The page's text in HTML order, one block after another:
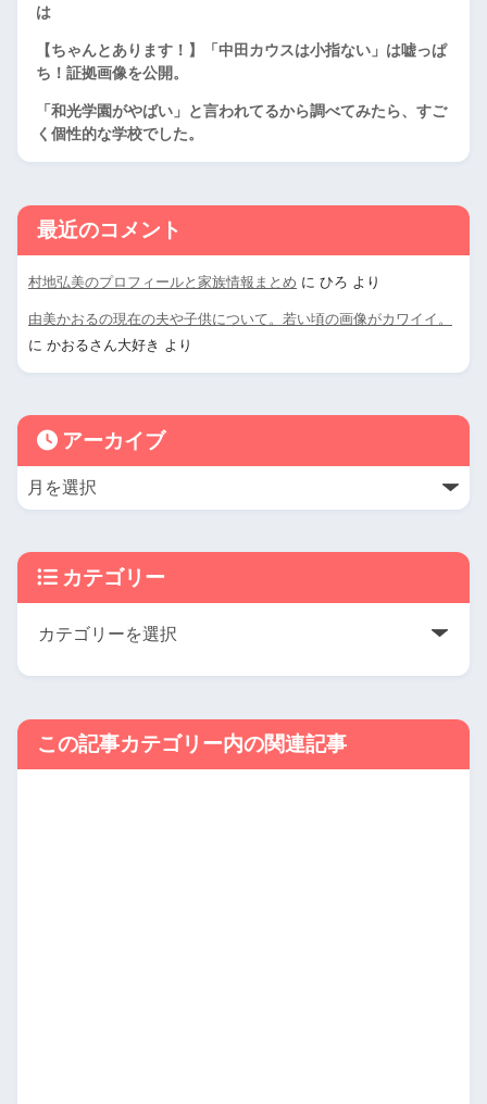
は
【ちゃんとあります！】「中田カウスは小指ない」は嘘っぱ
ち！証拠画像を公開。
「和光学園がやばい」と言われてるから調べてみたら、すご
く個性的な学校でした。
最近のコメント
村地弘美のプロフィールと家族情報まとめ に ひろ より
由美かおるの現在の夫や子供について。若い頃の画像がカワイイ。
に かおるさん大好き より
アーカイブ
カテゴリー
この記事カテゴリー内の関連記事